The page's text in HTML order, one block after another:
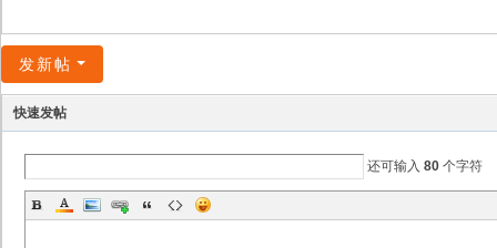
发新帖
快速发帖
还可输入 80 个字符